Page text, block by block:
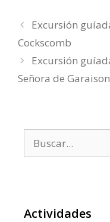
Excursión
Cockscomb
Excursión
Señora de Garaison
Actividades